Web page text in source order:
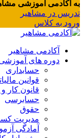
به آکادمی آموزشی
تدریس در مشاهیر
ورود به کلاس
آکادمی مشاهیر
دوره های
حسابداری
قوانین
قانون کار
حسابرسی
حقوق
مدیریت
آمادگی